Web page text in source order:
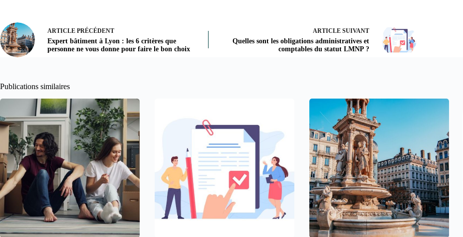
ARTICLE PRÉCÉDENT
Expert bâtiment à Lyon : les 6 critères que
personne ne vous donne pour faire le bon choix
ARTICLESUIVANT
Quelles sont les obligations administratives et
comptables du statut LMNP ?
Publications similaires